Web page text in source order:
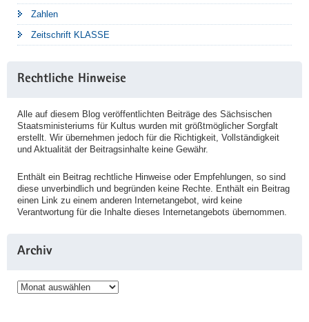
Zahlen
Zeitschrift KLASSE
Rechtliche Hinweise
Alle auf diesem Blog veröffentlichten Beiträge des Sächsischen
Staatsministeriums für Kultus wurden mit größtmöglicher Sorgfalt
erstellt. Wir übernehmen jedoch für die Richtigkeit, Vollständigkeit
und Aktualität der Beitragsinhalte keine Gewähr.
Enthält ein Beitrag rechtliche Hinweise oder Empfehlungen, so sind
diese unverbindlich und begründen keine Rechte. Enthält ein Beitrag
einen Link zu einem anderen Internetangebot, wird keine
Verantwortung für die Inhalte dieses Internetangebots übernommen.
Archiv
Archiv